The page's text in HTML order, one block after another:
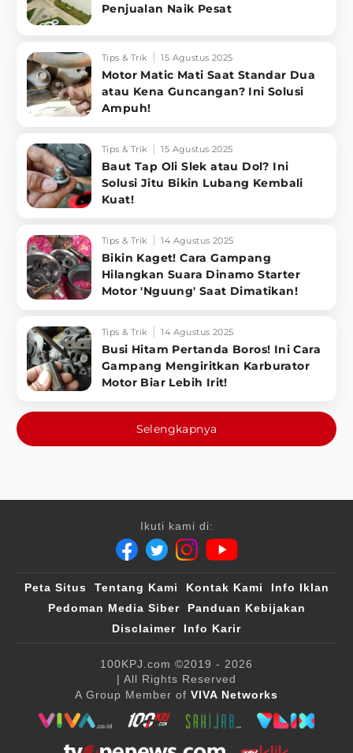
Penjualan Naik Pesat
Tips & Trik 15 Agustus 2025
Motor Matic Mati Saat Standar Dua
atau Kena Guncangan? Ini Solusi
Ampuh!
Tips & Trik 15 Agustus 2025
Baut Tap Oli Slek atau Dol? Ini
Solusi Jitu Bikin Lubang Kembali
Kuat!
Tips & Trik 14 Agustus 2025
Bikin Kaget! Cara Gampang
Hilangkan Suara Dinamo Starter
Motor 'Nguung' Saat Dimatikan!
Tips & Trik 14 Agustus 2025
Busi Hitam Pertanda Boros! Ini Cara
Gampang Mengiritkan Karburator
Motor Biar Lebih Irit!
Selengkapnya
Ikuti kami di:
Peta Situs Tentang Kami Kontak Kami
Info Iklan
Pedoman Media Siber
Panduan Kebijakan
Disclaimer
Info Karir
100KPJ.com ©2019 - 2026
| All Rights Reserved
A Group Member of VIVA Networks